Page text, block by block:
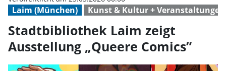
Laim (München) Kunst & Kultur + Veranstaltungen
Stadtbibliothek Laim zeigt
Ausstellung „Queere Comics”